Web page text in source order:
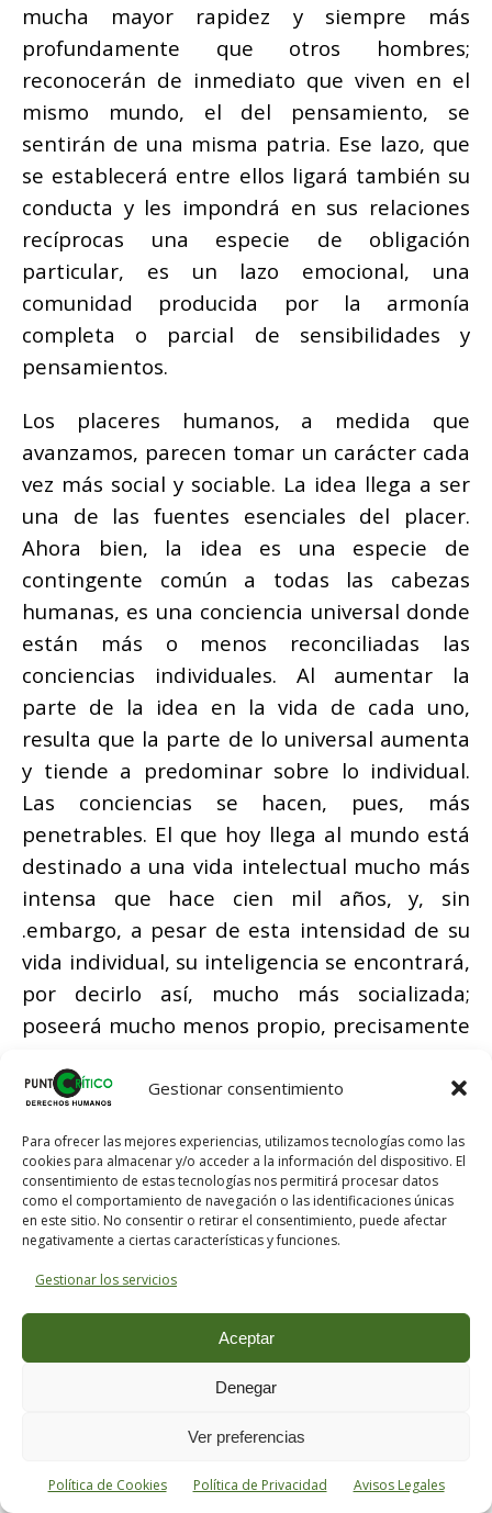
Gestionar consentimiento
Para ofrecer las mejores experiencias, utilizamos tecnologías como las
cookies para almacenar y/o acceder a la información del dispositivo. El
consentimiento de estas tecnologías nos permitirá procesar datos
como el comportamiento de navegación o las identificaciones únicas
en este sitio. No consentir o retirar el consentimiento, puede afectar
negativamente a ciertas características y funciones.
Gestionar los servicios
Aceptar
Denegar
Ver preferencias
Política de Cookies Política de Privacidad Avisos Legales
mucha mayor rapidez y siempre más
profundamente que otros hombres;
reconocerán de inmediato que viven en el
mismo mundo, el del pensamiento, se
sentirán de una misma patria. Ese lazo, que
se establecerá entre ellos ligará también su
conducta y les impondrá en sus relaciones
recíprocas una especie de obligación
particular, es un lazo emocional, una
comunidad producida por la armonía
completa o parcial de sensibilidades y
pensamientos.
Los placeres humanos, a medida que
avanzamos, parecen tomar un carácter cada
vez más social y sociable. La idea llega a ser
una de las fuentes esenciales del placer.
Ahora bien, la idea es una especie de
contingente común a todas las cabezas
humanas, es una conciencia universal donde
están más o menos reconciliadas las
conciencias individuales. Al aumentar la
parte de la idea en la vida de cada uno,
resulta que la parte de lo universal aumenta
y tiende a predominar sobre lo individual.
Las conciencias se hacen, pues, más
penetrables. El que hoy llega al mundo está
destinado a una vida intelectual mucho más
intensa que hace cien mil años, y, sin
.embargo, a pesar de esta intensidad de su
vida individual, su inteligencia se encontrará,
por decirlo así, mucho más socializada;
poseerá mucho menos propio, precisamente
que se refiere a su sensibilidad.
¿cuál sería un placer puramente personal y
egoísta? ¿Existe un placer de esta clase, y qué
parte tienen en la vida? A esta cuestión,
siempre actual, responderemos como ya
hemos respondido: Cuando se desciende en la
escala de los seres, se ve que la esfera donde
cada uno de ellos se mueve, es estrecha y casi
hacia los seres superiores, se ve a su esfera de
acción abrirse, extenderse, confundirse con la